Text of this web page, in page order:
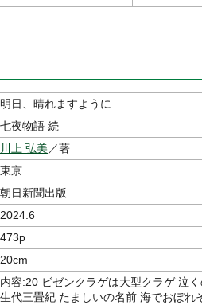
明日、晴れますように
七夜物語 続
川上 弘美 ／著
東京
朝日新聞出版
2024.6
473p
20cm
内容:20 ビゼンクラゲは大型クラゲ 泣
生代三畳紀 たましいの名前 海でおぼ